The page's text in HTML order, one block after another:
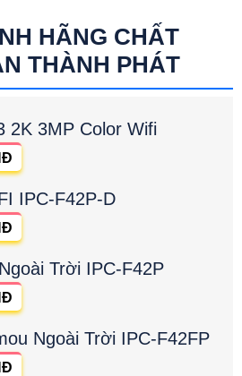
HÃNG CHẤT
THÀNH PHÁT
2K 3MP Color Wifi
IPC-F42P-D
Trời IPC-F42P
Ngoài Trời IPC-F42FP